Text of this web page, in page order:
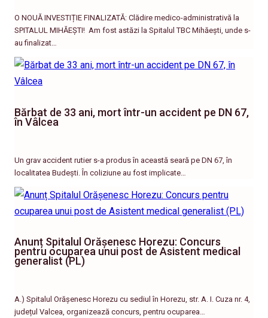
O NOUĂ INVESTIȚIE FINALIZATĂ: Clădire medico-administrativă la
SPITALUL MIHĂEȘTI! ​ Am fost astăzi la Spitalul TBC Mihăești, unde s-
au finalizat…
Bărbat de 33 ani, mort într-un accident pe DN 67,
în Vâlcea
Un grav accident rutier s-a produs în această seară pe DN 67, în
localitatea Budești. În coliziune au fost implicate…
Anunț Spitalul Orășenesc Horezu: Concurs
pentru ocuparea unui post de Asistent medical
generalist (PL)
A.) Spitalul Orășenesc Horezu cu sediul în Horezu, str. A. I. Cuza nr. 4,
județul Valcea, organizează concurs, pentru ocuparea…